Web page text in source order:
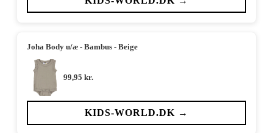
Joha Body u/æ - Bambus - Beige
99,95 kr.
KIDS-WORLD.DK →